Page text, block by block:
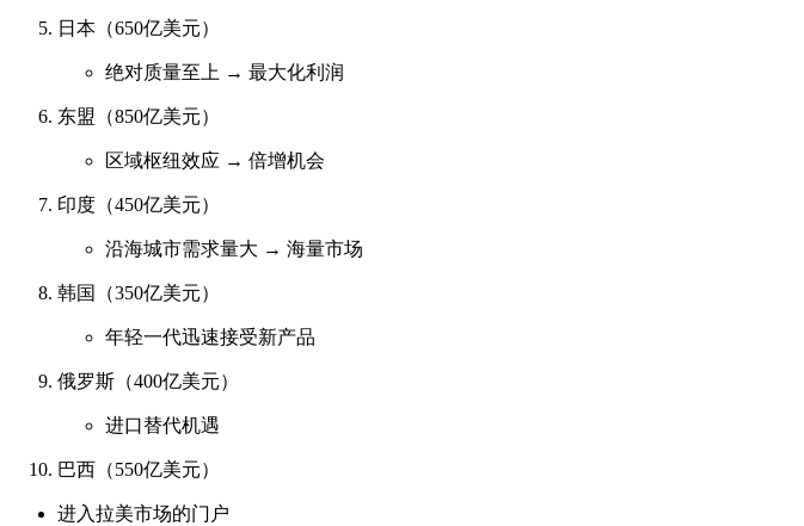
日本（650亿美元）
绝对质量至上 → 最大化利润
东盟（850亿美元）
区域枢纽效应 → 倍增机会
印度（450亿美元）
沿海城市需求量大 → 海量市场
韩国（350亿美元）
年轻一代迅速接受新产品
俄罗斯（400亿美元）
进口替代机遇
巴西（550亿美元）
进入拉美市场的门户